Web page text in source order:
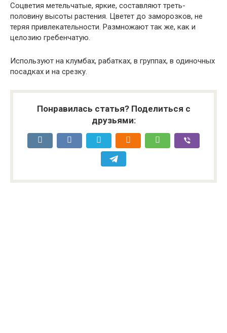
Соцветия метельчатые, яркие, составляют треть-
половину высоты растения. Цветет до заморозков, не
теряя привлекательнос­ти. Размножают так же, как и
целозию гребенчатую.
Используют на клумбах, рабатках, в группах, в одиночных
посадках и на срезку.
Понравилась статья? Поделиться с
друзьями: